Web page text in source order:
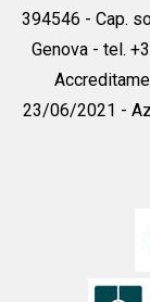
394546 - Cap.
Genova - tel.
23/06/2021 -